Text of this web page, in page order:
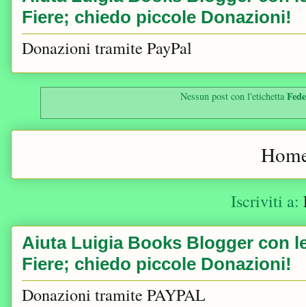
Fiere; chiedo piccole Donazioni!
Donazioni tramite PayPal
Nessun post con l'etichetta
Iscriviti a:
Aiuta Luigia Books Blogger con
Fiere; chiedo piccole Donazioni!
Donazioni tramite PAYPAL